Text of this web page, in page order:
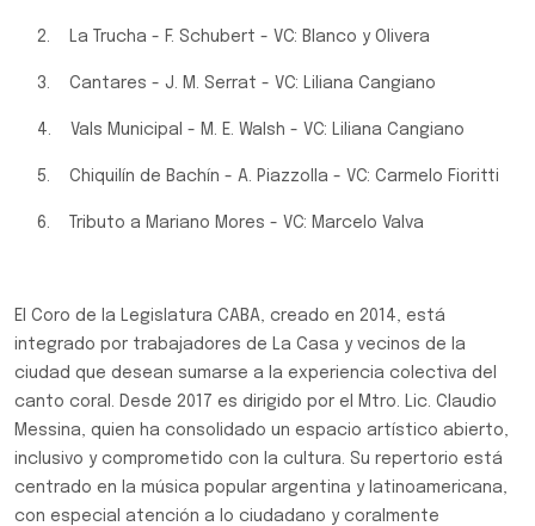
2. La Trucha - F. Schubert - VC: Blanco y Olivera
3. Cantares - J. M. Serrat - VC: Liliana Cangiano
4. Vals Municipal - M. E. Walsh - VC: Liliana Cangiano
5. Chiquilín de Bachín - A. Piazzolla - VC: Carmelo Fioritti
6. Tributo a Mariano Mores - VC: Marcelo Valva
El Coro de la Legislatura CABA, creado en 2014, está
integrado por trabajadores de La Casa y vecinos de la
ciudad que desean sumarse a la experiencia colectiva del
canto coral. Desde 2017 es dirigido por el Mtro. Lic. Claudio
Messina, quien ha consolidado un espacio artístico abierto,
inclusivo y comprometido con la cultura. Su repertorio está
centrado en la música popular argentina y latinoamericana,
con especial atención a lo ciudadano y coralmente